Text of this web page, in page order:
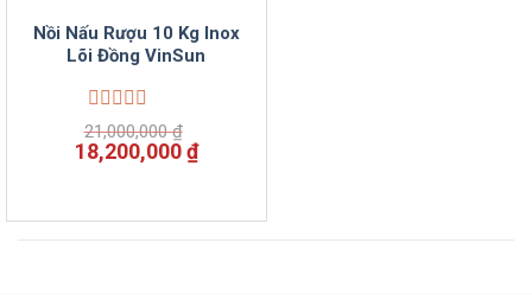
Nồi Nấu Rượu 10 Kg Inox
Lõi Đồng VinSun
Được
xếp
hạng
sao
21,000,000₫
Giá
gốc
18,200,000₫Giá
hiện